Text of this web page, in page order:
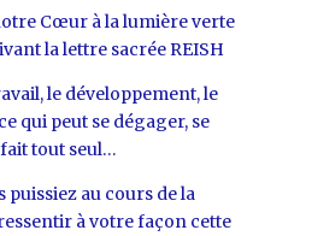
Cœur à la lumière verte
la lettre sacrée REISH
le développement, le
qui peut se dégager, se
tout seul…
puissiez au cours de la
à votre façon cette